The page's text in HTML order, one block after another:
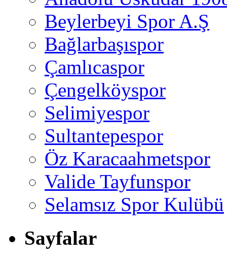
Beylerbeyi Spor A.Ş
Bağlarbaşıspor
Çamlıcaspor
Çengelköyspor
Selimiyespor
Sultantepespor
Öz Karacaahmetspor
Valide Tayfunspor
Selamsız Spor Kulübü
Sayfalar